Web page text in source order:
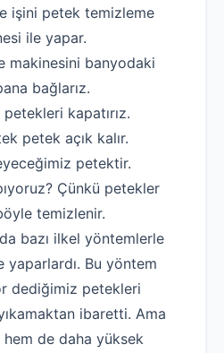
Hakkımızda
işini petek temizleme
ile yapar.
makinesini banyodaki
bağlarız.
kapatırız.
petek açık kalır.
petektir.
Çünkü petekler
temizlenir.
bazı ilkel yöntemlerle
yaparlardı. Bu yöntem
dediğimiz petekleri
ibaretti. Ama
de daha yüksek